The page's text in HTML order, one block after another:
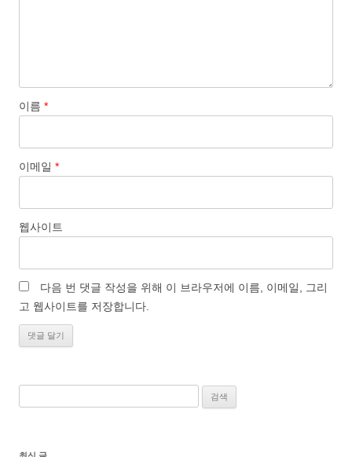
이름 *
이메일 *
웹사이트
다음 번 댓글 작성을 위해 이 브라우저에 이름, 이메일, 그리
고 웹사이트를 저장합니다.
색: